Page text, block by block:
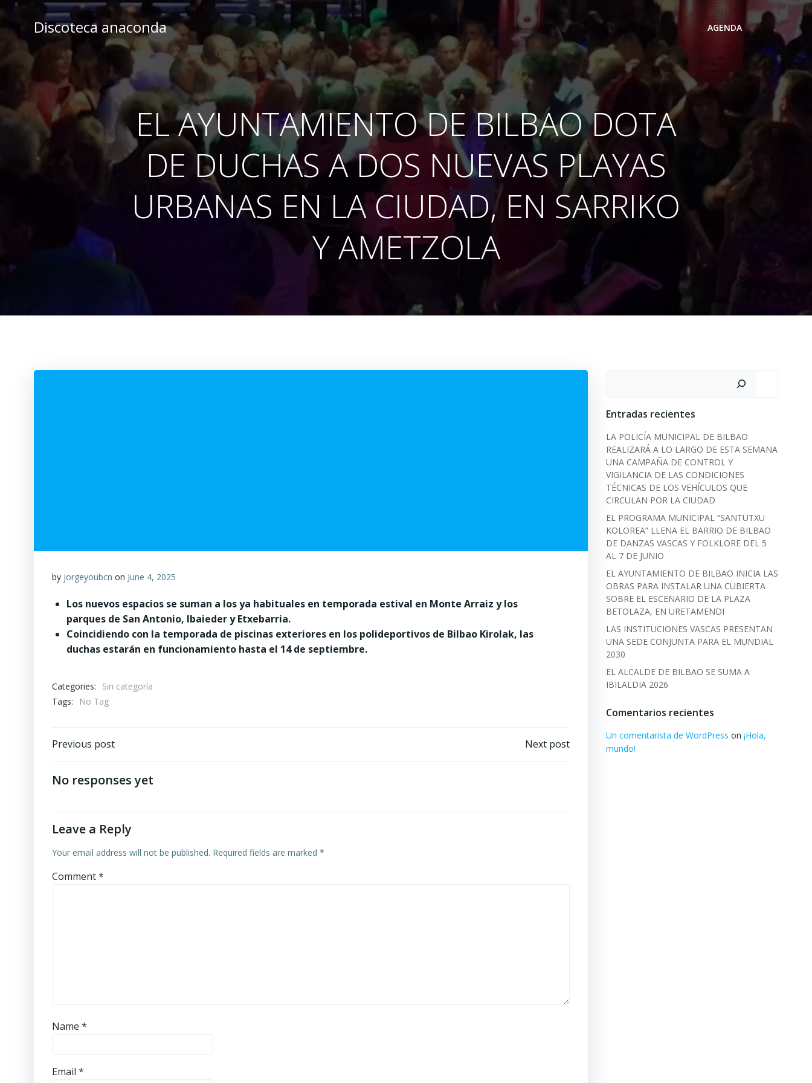
Skip
content Discoteca anaconda AGENDA
EL AYUNTAMIENTO DE BILBAO DOTA
DE DUCHAS A DOS NUEVAS PLAYAS
URBANAS EN LA CIUDAD, EN SARRIKO
Y AMETZOLA
by jorgeyoubcn on June 4, 2025
Los nuevos espacios se suman a los ya habituales en temporada estival en Monte Arraiz y los
parques de San Antonio, Ibaieder y Etxebarria.
Coincidiendo con la temporada de piscinas exteriores en los polideportivos de Bilbao Kirolak, las
duchas estarán en funcionamiento hasta el 14 de septiembre.
Categories:
Sin categoría
Tags:
No Tag
Post
navigation
Previous post Next post
No responses yet
Leave a Reply
Your email address will not be published. Required fields are marked *
Comment*
Name *
Email *
Entradas recientes
LA POLICÍA MUNICIPAL DE BILBAO
REALIZARÁ A LO LARGO DE ESTA SEMANA
UNA CAMPAÑA DE CONTROL Y
VIGILANCIA DE LAS CONDICIONES
TÉCNICAS DE LOS VEHÍCULOS QUE
CIRCULAN POR LA CIUDAD
EL PROGRAMA MUNICIPAL “SANTUTXU
KOLOREA” LLENA EL BARRIO DE BILBAO
DE DANZAS VASCAS Y FOLKLORE DEL 5
AL 7 DE JUNIO
EL AYUNTAMIENTO DE BILBAO INICIA LAS
OBRAS PARA INSTALAR UNA CUBIERTA
SOBRE EL ESCENARIO DE LA PLAZA
BETOLAZA, EN URETAMENDI
LAS INSTITUCIONES VASCAS PRESENTAN
UNA SEDE CONJUNTA PARA EL MUNDIAL
2030
EL ALCALDE DE BILBAO SE SUMA A
IBILALDIA 2026
Comentarios recientes
Un comentarista de WordPress on ¡Hola,
mundo!